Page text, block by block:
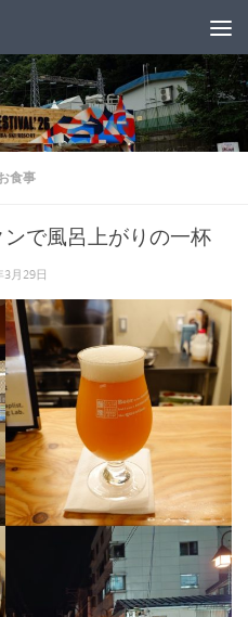
食事
で風呂上がりの一杯
3月29日